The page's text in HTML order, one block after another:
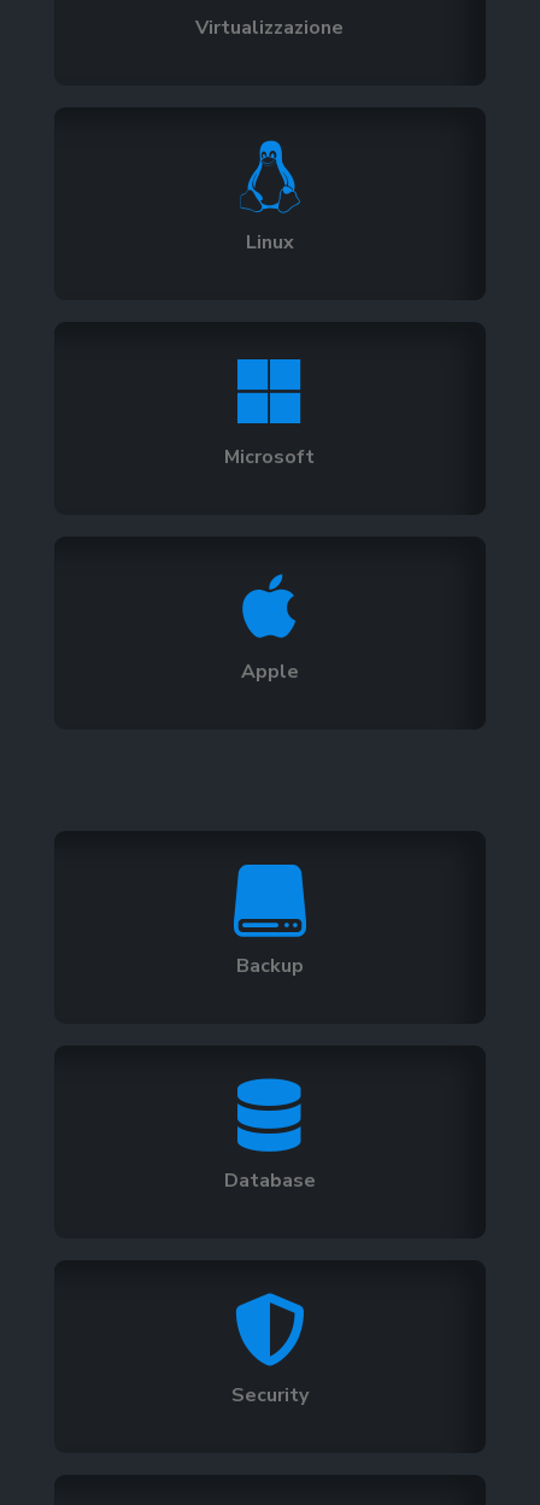
Virtualizzazione

Linux

Microsoft

Apple

Backup

Database

Security